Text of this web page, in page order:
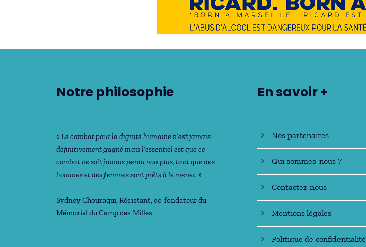
Notre philosophie
« Le combat pour la dignité humaine n’est jamais
déﬁnitivement gagné mais l’essentiel est que ce
combat ne soit jamais perdu non plus, tant que des
hommes et des femmes sont prêts à le mener. »
Sydney Chouraqui, Résistant, co-fondateur du
Mémorial du Camp des Milles
En savoir +
Nos partenaires
Qui sommes-nous ?
Contactez-nous
Mentions légales
Politique de confidentialité